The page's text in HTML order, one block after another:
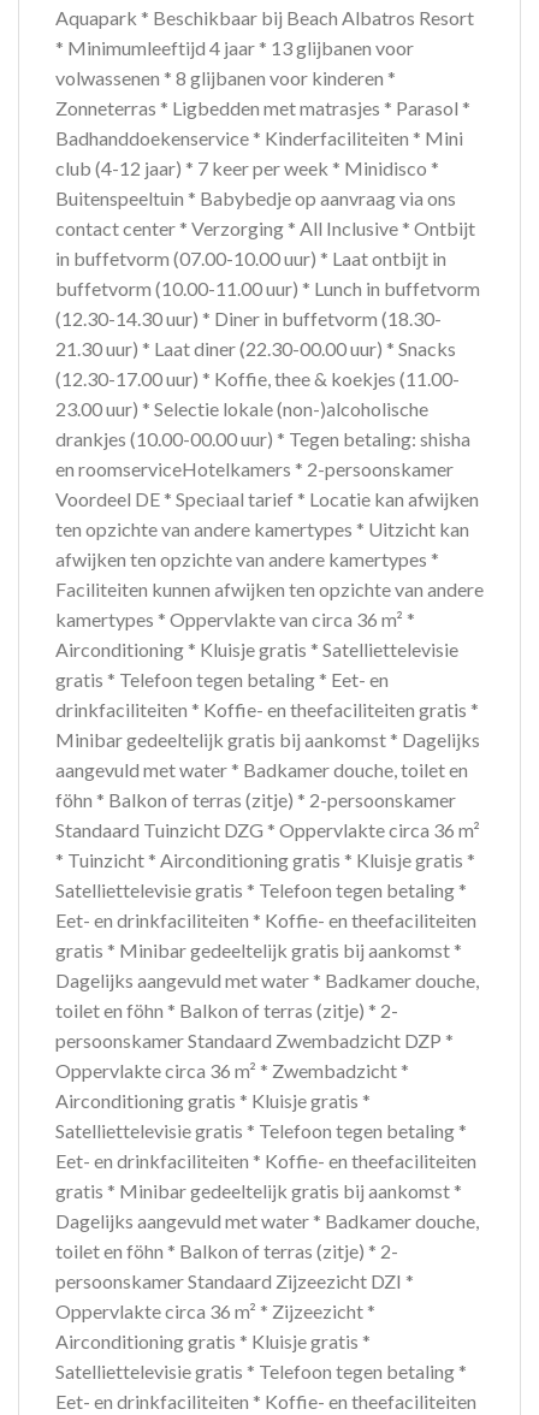
Aquapark * Beschikbaar bij Beach Albatros Resort
* Minimumleeftijd 4 jaar * 13 glijbanen voor
volwassenen * 8 glijbanen voor kinderen *
Zonneterras * Ligbedden met matrasjes * Parasol *
Badhanddoekenservice * Kinderfaciliteiten * Mini
club (4-12 jaar) * 7 keer per week * Minidisco *
Buitenspeeltuin * Babybedje op aanvraag via ons
contact center * Verzorging * All Inclusive * Ontbijt
in buffetvorm (07.00-10.00 uur) * Laat ontbijt in
buffetvorm (10.00-11.00 uur) * Lunch in buffetvorm
(12.30-14.30 uur) * Diner in buffetvorm (18.30-
21.30 uur) * Laat diner (22.30-00.00 uur) * Snacks
(12.30-17.00 uur) * Koffie, thee & koekjes (11.00-
23.00 uur) * Selectie lokale (non-)alcoholische
drankjes (10.00-00.00 uur) * Tegen betaling: shisha
en roomserviceHotelkamers * 2-persoonskamer
Voordeel DE * Speciaal tarief * Locatie kan afwijken
ten opzichte van andere kamertypes * Uitzicht kan
afwijken ten opzichte van andere kamertypes *
Faciliteiten kunnen afwijken ten opzichte van andere
kamertypes * Oppervlakte van circa 36 m² *
Airconditioning * Kluisje gratis * Satelliettelevisie
gratis * Telefoon tegen betaling * Eet- en
drinkfaciliteiten * Koffie- en theefaciliteiten gratis *
Minibar gedeeltelijk gratis bij aankomst * Dagelijks
aangevuld met water * Badkamer douche, toilet en
föhn * Balkon of terras (zitje) * 2-persoonskamer
Standaard Tuinzicht DZG * Oppervlakte circa 36 m²
* Tuinzicht * Airconditioning gratis * Kluisje gratis *
Satelliettelevisie gratis * Telefoon tegen betaling *
Eet- en drinkfaciliteiten * Koffie- en theefaciliteiten
gratis * Minibar gedeeltelijk gratis bij aankomst *
Dagelijks aangevuld met water * Badkamer douche,
toilet en föhn * Balkon of terras (zitje) * 2-
persoonskamer Standaard Zwembadzicht DZP *
Oppervlakte circa 36 m² * Zwembadzicht *
Airconditioning gratis * Kluisje gratis *
Satelliettelevisie gratis * Telefoon tegen betaling *
Eet- en drinkfaciliteiten * Koffie- en theefaciliteiten
gratis * Minibar gedeeltelijk gratis bij aankomst *
Dagelijks aangevuld met water * Badkamer douche,
toilet en föhn * Balkon of terras (zitje) * 2-
persoonskamer Standaard Zijzeezicht DZI *
Oppervlakte circa 36 m² * Zijzeezicht *
Airconditioning gratis * Kluisje gratis *
Satelliettelevisie gratis * Telefoon tegen betaling *
Eet- en drinkfaciliteiten * Koffie- en theefaciliteiten